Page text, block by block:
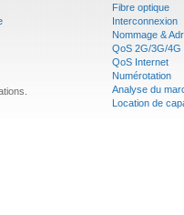
Fibre optique
Interconnexion
Nommage &
QoS 2G/3G/4G
QoS Internet
Numérotation
Analyse du
Location de